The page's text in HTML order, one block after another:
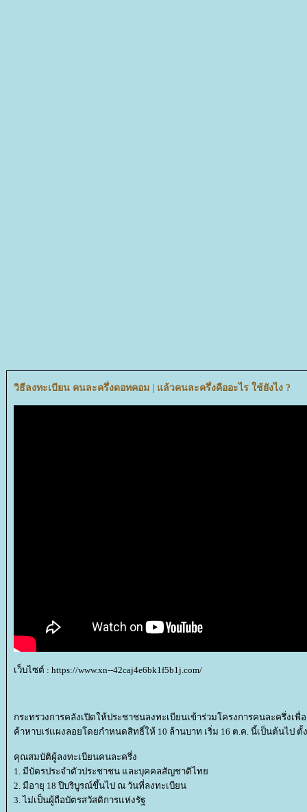
วิธีลงทะเบียน คนละครึ่งดอทคอม | แล้วคนละครึ่งคืออะไร ใช้ยังไง ?
เว็บไซต์ : https://www.xn--42caj4e6bk1f5b1j.com/
กระทรวงการคลังเปิดให้ประชาชนลงทะเบียนเข้าร่วมโครงการคนละครึ่งเพื่
ค้าหาบเร่แผงลอยโดยกำหนดสิทธิ์ให้ 10 ล้านบาท เริ่ม 16 ต.ค. นี้เป็นต้นไป ตั้ง
คุณสมบัติผู้ลงทะเบียนคนละครึ่ง
1. มีบัตรประจำตัวประชาชน และบุคคลสัญชาติไท
2. มีอายุ 18 ปีบริบูรณ์ขึ้นไป ณ วันที่ลงทะเบียน
3. ไม่เป็นผู้ถือบัตรสวัสดิการแห่งรัฐ